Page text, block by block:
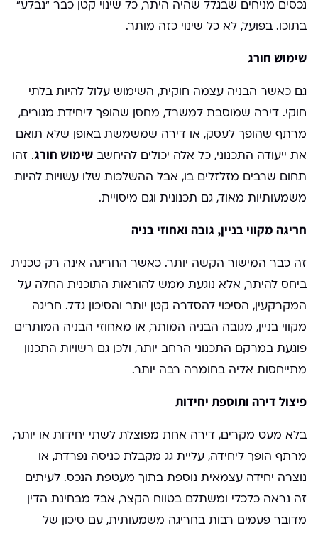
נכסים מניחים שבגלל שהיה היתר, כל שינוי קטן כבר "נבלע"
בתוכו. בפועל, לא כל שינוי כזה מותר.
שימוש חורג
גם כאשר הבניה עצמה חוקית, השימוש עלול להיות בלתי
חוקי. דירה שמוסבת למשרד, מחסן שהופך ליחידת מגורים,
מרתף שהופך לעסק, או דירה שמשמשת באופן שלא תואם
את ייעודה התכנוני, כל אלה יכולים להיחשב שימוש חורג. זהו
תחום שרבים מזלזלים בו, אבל ההשלכות שלו עשויות להיות
משמעותיות מאוד, גם תכנונית וגם מיסויית.
חריגה מקווי בניין, גובה ואחוזי בניה
זה כבר המישור הקשה יותר. כאשר החריגה אינה רק טכנית
ביחס להיתר, אלא נוגעת ממש להוראות התוכנית החלה על
המקרקעין, הסיכוי להסדרה קטן יותר והסיכון גדל. חריגה
מקווי בניין, מגובה הבניה המותר, או מאחוזי הבניה המותרים
פוגעת במרקם התכנוני הרחב יותר, ולכן גם רשויות התכנון
מתייחסות אליה בחומרה רבה יותר.
פיצול דירה ותוספת יחידות
בלא מעט מקרים, דירה אחת מפוצלת לשתי יחידות או יותר,
מרתף הופך ליחידה, עליית גג מקבלת כניסה נפרדת, או
נוצרה יחידה עצמאית נוספת בתוך מעטפת הנכס. לעיתים
זה נראה כלכלי ומשתלם בטווח הקצר, אבל מבחינת הדין
מדובר פעמים רבות בחריגה משמעותית, עם סיכון של